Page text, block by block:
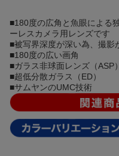
■180度の広角と魚眼による
ーレスカメラ用レンズです
■被写界深度が深い為、撮影
■180度の広い画角
■ガラス非球面レンズ（ASP）
■超低分散ガラス（ED）
■サムヤンのUMC技術